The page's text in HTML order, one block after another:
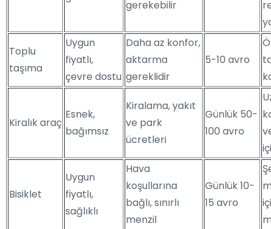
gerekebilir
Toplu
taşıma
Uygun
fiyatlı,
çevre dostu
Daha az konfor,
aktarma
gereklidir
5-10 avro
Kiralık araç
Esnek,
bağımsız
Kiralama, yakıt
ve park
ücretleri
Günlük 50-
100 avro
Bisiklet
Uygun
fiyatlı,
sağlıklı
Hava
koşullarına
bağlı, sınırlı
menzil
Günlük 10-
15 avro